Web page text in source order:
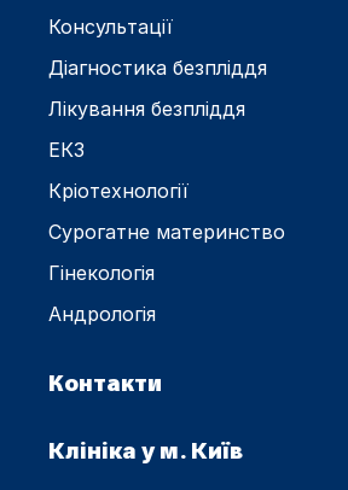
Консультації
Діагностика безпліддя
Лікування безпліддя
ЕКЗ
Кріотехнології
Сурогатне материнство
Гінекологія
Андрологія
Контакти
Клініка у м. Київ